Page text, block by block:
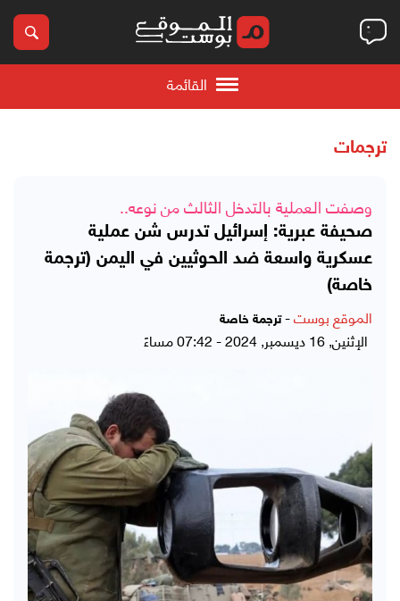
القائمة
ترجمات
وصفت العملية بالتدخل الثالث من نوعه..
صحيفة عبرية: إسرائيل تدرس شن عملية
عسكرية واسعة ضد الحوثيين في اليمن (ترجمة
خاصة)
الموقع بوست-ترجمة خاصة
الإثنين, 16 ديسمبر, 2024 - 07:42 مساءً